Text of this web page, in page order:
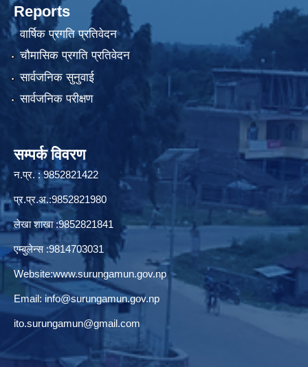
Reports
वार्षिक प्रगति प्रतिवेदन
चौमासिक प्रगति प्रतिवेदन
सार्वजनिक सुनुवाई
सार्वजनिक परीक्षण
सम्पर्क विवरण
न.प्र. : 9852821422
प्र.प्र.अ.:9852821980
लेखा शाखा :9852821841
एम्बुलेन्स :9814703031
Website:www.surungamun.gov.np
Email: info@surungamun.gov.np
ito.surungamun@gmail.com